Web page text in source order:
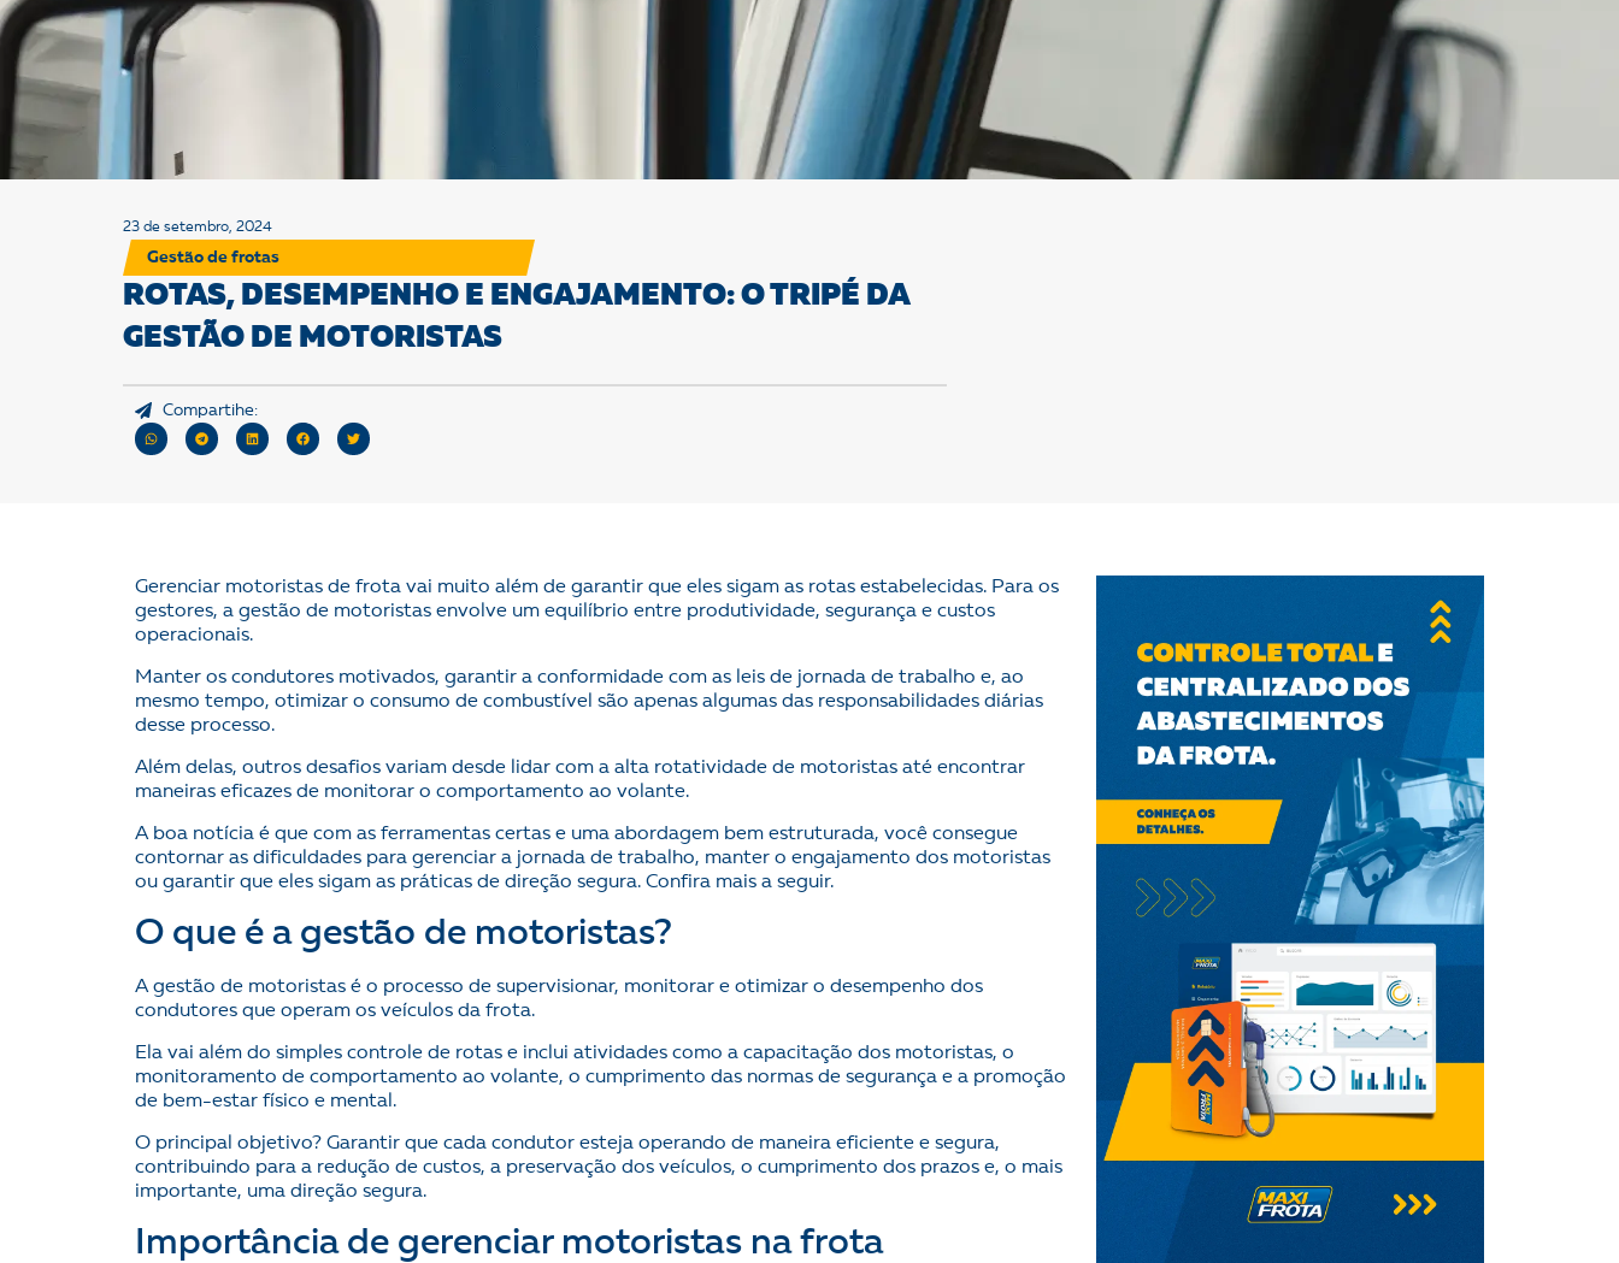
23 de setembro, 2024
Gestão de frotas
ROTAS, DESEMPENHO E ENGAJAMENTO: O TRIPÉ DA
GESTÃO DE MOTORISTAS
Compartihe:
Gerenciar motoristas de frota vai muito além de garantir que eles sigam as rotas estabelecidas. Para os
gestores, a gestão de motoristas envolve um equilíbrio entre produtividade, segurança e custos
operacionais.
Manter os condutores motivados, garantir a conformidade com as leis de jornada de trabalho e, ao
mesmo tempo, otimizar o consumo de combustível são apenas algumas das responsabilidades diárias
desse processo.
Além delas, outros desafios variam desde lidar com a alta rotatividade de motoristas até encontrar
maneiras eficazes de monitorar o comportamento ao volante.
A boa notícia é que com as ferramentas certas e uma abordagem bem estruturada, você consegue
contornar as dificuldades para gerenciar a jornada de trabalho, manter o engajamento dos motoristas
ou garantir que eles sigam as práticas de direção segura. Confira mais a seguir.
O que é a gestão de motoristas?
A gestão de motoristas é o processo de supervisionar, monitorar e otimizar o desempenho dos
condutores que operam os veículos da frota.
Ela vai além do simples controle de rotas e inclui atividades como a capacitação dos motoristas, o
monitoramento de comportamento ao volante, o cumprimento das normas de segurança e a promoção
de bem-estar físico e mental.
O principal objetivo? Garantir que cada condutor esteja operando de maneira eficiente e segura,
contribuindo para a redução de custos, a preservação dos veículos, o cumprimento dos prazos e, o mais
importante, uma direção segura.
Importância de gerenciar motoristas na frota